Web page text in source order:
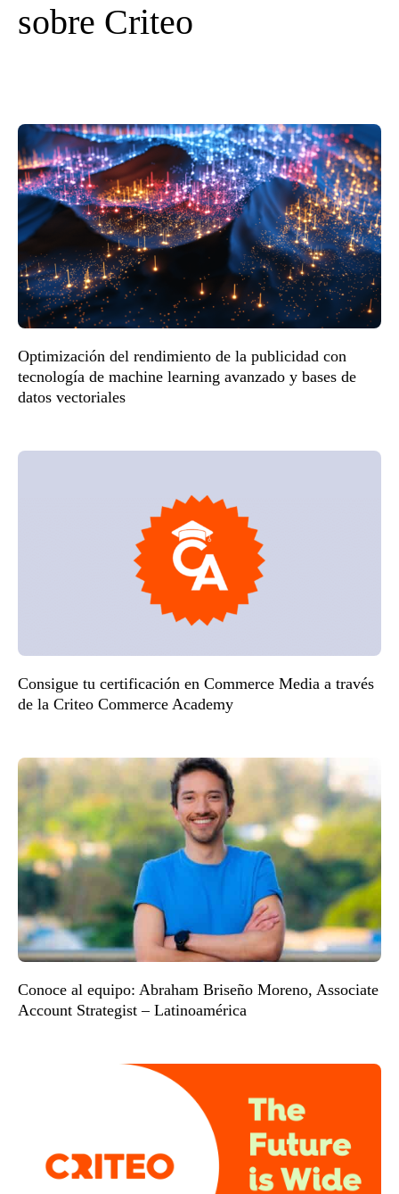
sobre Criteo
Optimización del rendimiento de la publicidad con
tecnología de machine learning avanzado y bases de
datos vectoriales
Consigue tu certificación en Commerce Media a través
de la Criteo Commerce Academy
Conoce al equipo: Abraham Briseño Moreno, Associate
Account Strategist – Latinoamérica